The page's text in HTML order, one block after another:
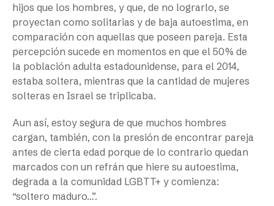
hijos que los hombres, y que, de no lograrlo, se
proyectan como solitarias y de baja autoestima, en
comparación con aquellas que poseen pareja. Esta
percepción sucede en momentos en que el 50% de
la población adulta estadounidense, para el 2014,
estaba soltera, mientras que la cantidad de mujeres
solteras en Israel se triplicaba.
Aun así, estoy segura de que muchos hombres
cargan, también, con la presión de encontrar pareja
antes de cierta edad porque de lo contrario quedan
marcados con un refrán que hiere su autoestima,
degrada a la comunidad LGBTT+ y comienza:
“soltero maduro…”.